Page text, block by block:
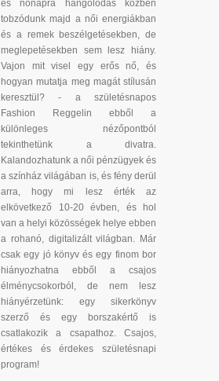
és nőnapra hangolódás közben
tobzódunk majd a női energiákban
és a remek beszélgetésekben, de
meglepetésekben sem lesz hiány.
Vajon mit visel egy erős nő, és
hogyan mutatja meg magát stílusán
keresztül? - a születésnapos
Fashion Reggelin ebből a
különleges nézőpontból
tekinthetünk a divatra.
Kalandozhatunk a női pénzügyek és
a színház világában is, és fény derül
arra, hogy mi lesz érték az
elkövetkező 10-20 évben, és hol
van a helyi közösségek helye ebben
a rohanó, digitalizált világban. Már
csak egy jó könyv és egy finom bor
hiányozhatna ebből a csajos
élménycsokorból, de nem lesz
hiányérzetünk: egy sikerkönyv
szerző és egy borszakértő is
csatlakozik a csapathoz. Csajos,
értékes és érdekes születésnapi
program!